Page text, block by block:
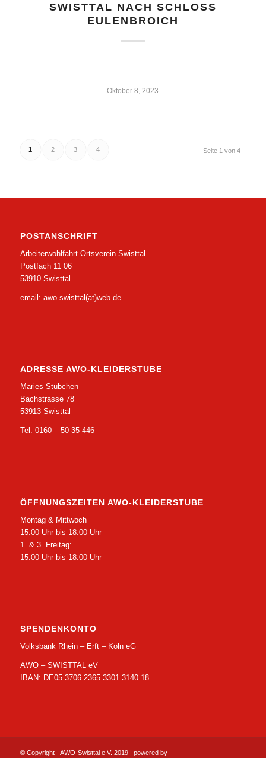
SWISTTAL NACH SCHLOSS E
ULENBROICH
Oktober 8, 2023
Seite 1 von 4
1 2 3 4
POSTANSCHRIFT
Arbeiterwohlfahrt Ortsverein Swisttal
Postfach 11 06
53910 Swisttal
email: awo-swisttal(at)web.de
ADRESSE AWO-KLEIDERSTUBE
Maries Stübchen
Bachstrasse 78
53913 Swisttal
Tel: 0160 – 50 35 446
ÖFFNUNGSZEITEN AWO-KLEIDERSTUBE
Montag & Mittwoch
15:00 Uhr bis 18:00 Uhr
1. & 3. Freitag:
15:00 Uhr bis 18:00 Uhr
SPENDENKONTO
Volksbank Rhein – Erft – Köln eG
AWO – SWISTTAL eV
IBAN: DE05 3706 2365 3301 3140 18
© Copyright - AWO-Swisttal e.V. 2019 | powered by